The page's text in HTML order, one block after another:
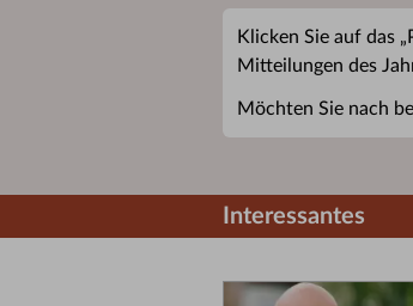
Klicken Sie auf das
Mitteilungen des
Möchten Sie nach
Interessantes